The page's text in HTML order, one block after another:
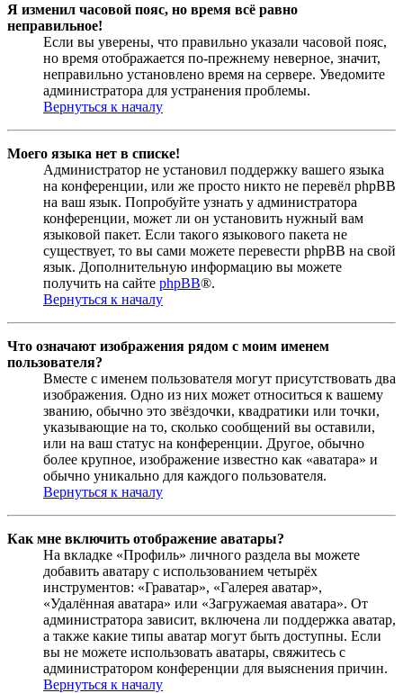
Я изменил часовой пояс, но время всё равно
неправильное!
Если вы уверены, что правильно указали часовой пояс,
но время отображается по-прежнему неверное, значит,
неправильно установлено время на сервере. Уведомите
администратора для устранения проблемы.
Вернуться к началу
Моего языка нет в списке!
Администратор не установил поддержку вашего языка
на конференции, или же просто никто не перевёл phpBB
на ваш язык. Попробуйте узнать у администратора
конференции, может ли он установить нужный вам
языковой пакет. Если такого языкового пакета не
существует, то вы сами можете перевести phpBB на свой
язык. Дополнительную информацию вы можете
получить на сайте phpBB®.
Вернуться к началу
Что означают изображения рядом с моим именем
пользователя?
Вместе с именем пользователя могут присутствовать два
изображения. Одно из них может относиться к вашему
званию, обычно это звёздочки, квадратики или точки,
указывающие на то, сколько сообщений вы оставили,
или на ваш статус на конференции. Другое, обычно
более крупное, изображение известно как «аватара» и
обычно уникально для каждого пользователя.
Вернуться к началу
Как мне включить отображение аватары?
На вкладке «Профиль» личного раздела вы можете
добавить аватару с использованием четырёх
инструментов: «Граватар», «Галерея аватар»,
«Удалённая аватара» или «Загружаемая аватара». От
администратора зависит, включена ли поддержка аватар,
а также какие типы аватар могут быть доступны. Если
вы не можете использовать аватары, свяжитесь с
администратором конференции для выяснения причин.
Вернуться к началу